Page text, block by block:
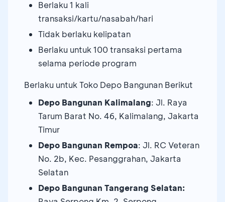
Berlaku 1 kali
transaksi/kartu/nasabah/hari
Tidak berlaku kelipatan
Berlaku untuk 100 transaksi pertama
selama periode program
Berlaku untuk Toko Depo Bangunan Berikut
Depo Bangunan Kalimalang: Jl. Raya
Tarum Barat No. 46, Kalimalang, Jakarta
Timur
Depo Bangunan Rempoa: Jl. RC Veteran
No. 2b, Kec. Pesanggrahan, Jakarta
Selatan
Depo Bangunan Tangerang Selatan: